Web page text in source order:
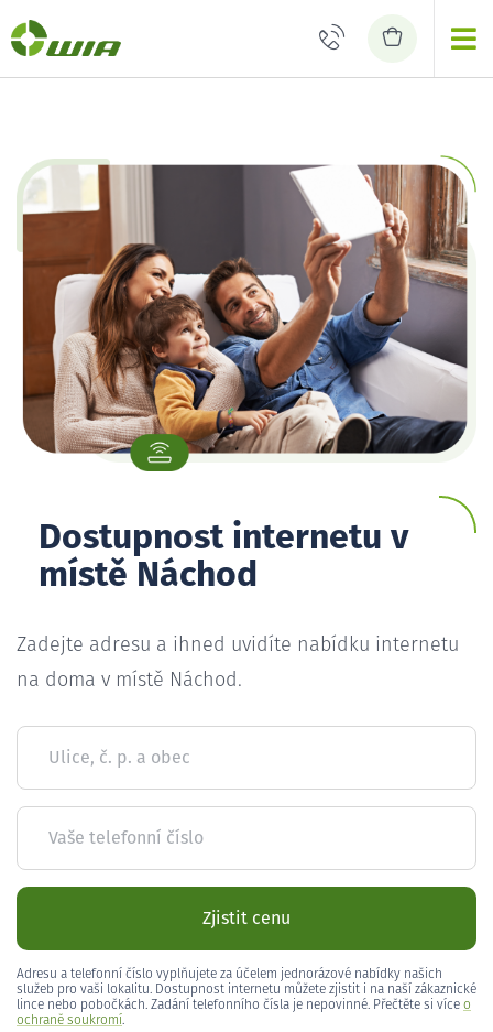
Dostupnost internetu v
místě Náchod
Zadejte adresu a ihned uvidíte nabídku internetu
na doma v místě Náchod.
Ulice, č. p. a obec
Vaše telefonní číslo
Zjistit cenu
Adresu a telefonní číslo vyplňujete za účelem jednorázové nabídky našich
služeb pro vaši lokalitu. Dostupnost internetu můžete zjistit i na naší zákaznické
lince nebo pobočkách. Zadání telefonního čísla je nepovinné. Přečtěte si více o
ochraně soukromí.